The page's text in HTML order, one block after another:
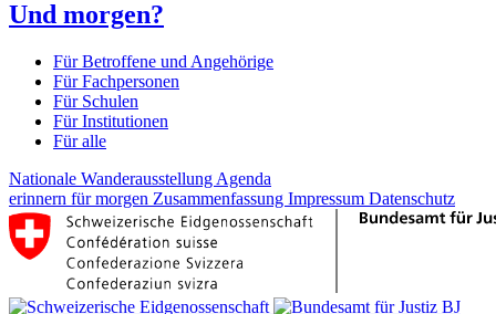
Und morgen?
Für Betroffene und Angehörige
Für Fachpersonen
Für Schulen
Für Institutionen
Für alle
Nationale Wanderausstellung Agenda
erinnern für morgen Zusammenfassung Impressum Datenschutz